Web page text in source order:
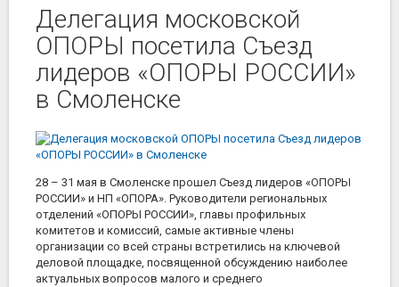
Делегация московской
ОПОРЫ посетила Съезд
лидеров «ОПОРЫ РОССИИ»
в Смоленске
28 – 31 мая в Смоленске прошел Съезд лидеров «ОПОРЫ
РОССИИ» и НП «ОПОРА». Руководители региональных
отделений «ОПОРЫ РОССИИ», главы профильных
комитетов и комиссий, самые активные члены
организации со всей страны встретились на ключевой
деловой площадке, посвященной обсуждению наиболее
актуальных вопросов малого и среднего